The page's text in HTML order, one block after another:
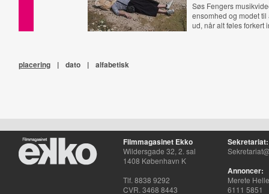
Søs Fengers
ensomhed og modet
ud, når alt føles forkert
placering | dato | alfabetisk
Filmmagasinet Ekko
Wildersgade 32, 2. sal
1408 København K
Tlf. 8838 9292
CVR. 3468 8443
Sekretariat:
Annoncer:
Merete
6111 5851